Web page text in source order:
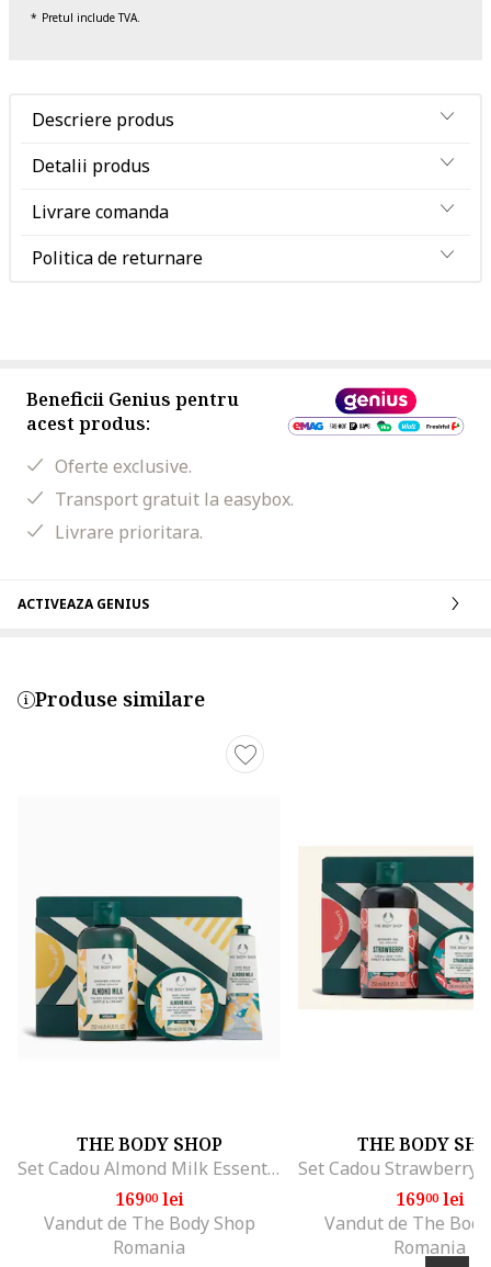
Pretul include TVA.
Descriere produs
Detalii produs
Livrare comanda
Politica de returnare
Beneficii Genius pentru
acest produs:
Oferte exclusive.
Transport gratuit la easybox.
Livrare prioritara.
ACTIVEAZA GENIUS
Produse similare
THE BODY SHOP
Set Cadou Almond Milk Essentials, 3 produse, hidratare pentru piele uscata si sensibila, multicolor
16900lei
Vandut de The Body Shop
Romania
THE BODY
16900lei
Vandut de The
Romania